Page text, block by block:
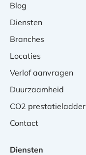
Blog
Diensten
Branches
Locaties
Verlof aanvragen
Duurzaamheid
CO2 prestatieladder
Contact
Diensten